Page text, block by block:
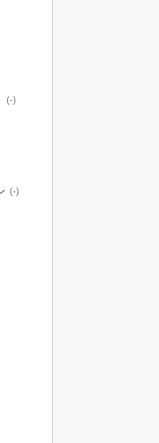
(-)
(-)